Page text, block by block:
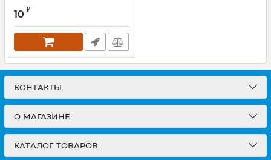
10 ₽
КОНТАКТЫ
О МАГАЗИНЕ
КАТАЛОГ ТОВАРОВ